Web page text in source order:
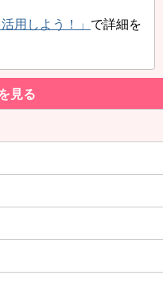
用しよう！」 で詳細を
見る